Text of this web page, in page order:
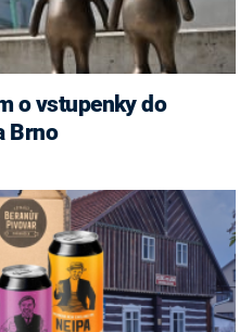
o vstupenky do
Brno